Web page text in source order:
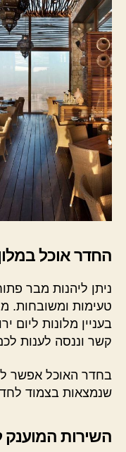
החדר אוכל
ניתן ליהנות מבר
טעימות ומשובחות.
קשר וננסה לענות
בחדר האוכל אפשר
שנמצאות בצמוד
השירות המוענק